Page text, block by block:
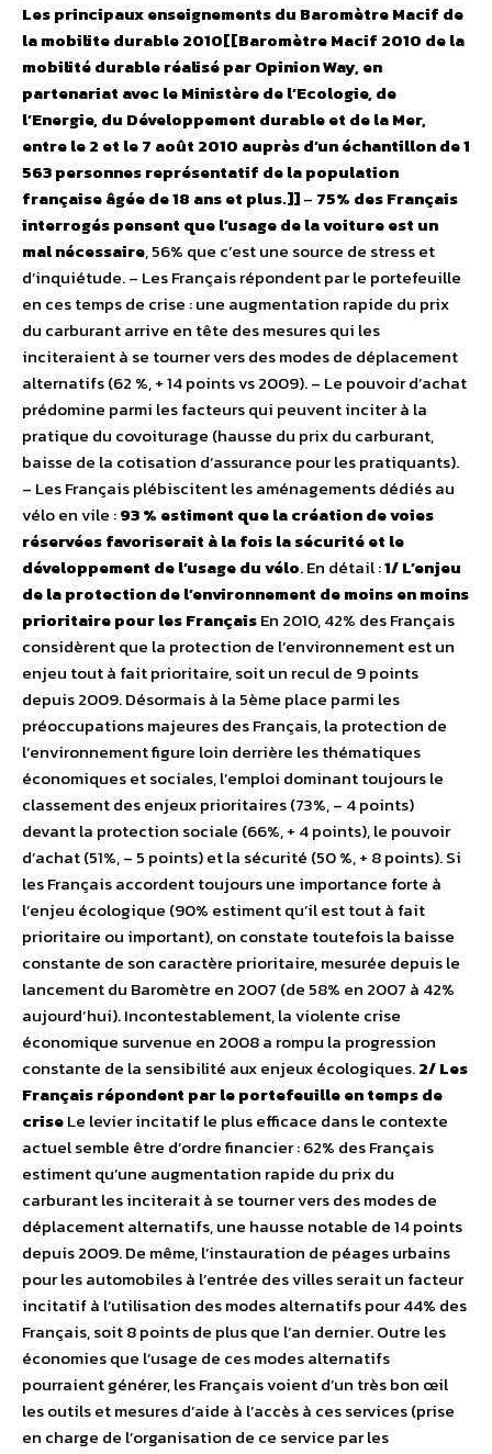
Les principaux enseignements du Baromètre Macif de
la mobilite durable 2010[[Baromètre Macif 2010 de la
mobilité durable réalisé par Opinion Way, en
partenariat avec le Ministère de l’Ecologie, de
l’Energie, du Développement durable et de la Mer,
entre le 2 et le 7 août 2010 auprès d’un échantillon de 1
563 personnes représentatif de la population
française âgée de 18 ans et plus.]]– 75% des Français
interrogés pensent que l’usage de la voiture est un
mal nécessaire, 56% que c’est une source de stress et
d’inquiétude. – Les Français répondent par le portefeuille
en ces temps de crise : une augmentation rapide du prix
du carburant arrive en tête des mesures qui les
inciteraient à se tourner vers des modes de déplacement
alternatifs (62 %, + 14 points vs 2009). – Le pouvoir d’achat
prédomine parmi les facteurs qui peuvent inciter à la
pratique du covoiturage (hausse du prix du carburant,
baisse de la cotisation d’assurance pour les pratiquants).
– Les Français plébiscitent les aménagements dédiés au
vélo en vile :93 % estiment que la création de voies
réservées favoriserait à la fois la sécurité et le
développement de l’usage du vélo. En détail :1/ L’enjeu
de la protection de l’environnement de moins en moins
prioritaire pour les FrançaisEn 2010, 42% des Français
considèrent que la protection de l’environnement est un
enjeu tout à fait prioritaire, soit un recul de 9 points
depuis 2009. Désormais à la 5ème place parmi les
préoccupations majeures des Français, la protection de
l’environnement figure loin derrière les thématiques
économiques et sociales, l’emploi dominant toujours le
classement des enjeux prioritaires (73%, – 4 points)
devant la protection sociale (66%, + 4 points), le pouvoir
d’achat (51%, – 5 points) et la sécurité (50 %, + 8 points). Si
les Français accordent toujours une importance forte à
l’enjeu écologique (90% estiment qu’il est tout à fait
prioritaire ou important), on constate toutefois la baisse
constante de son caractère prioritaire, mesurée depuis le
lancement du Baromètre en 2007 (de 58% en 2007 à 42%
aujourd’hui). Incontestablement, la violente crise
économique survenue en 2008 a rompu la progression
constante de la sensibilité aux enjeux écologiques.2/ Les
Français répondent par le portefeuille en temps de
criseLe levier incitatif le plus efficace dans le contexte
actuel semble être d’ordre financier : 62% des Français
estiment qu’une augmentation rapide du prix du
carburant les inciterait à se tourner vers des modes de
déplacement alternatifs, une hausse notable de 14 points
depuis 2009. De même, l’instauration de péages urbains
pour les automobiles à l’entrée des villes serait un facteur
incitatif à l’utilisation des modes alternatifs pour 44% des
Français, soit 8 points de plus que l’an dernier. Outre les
économies que l’usage de ces modes alternatifs
pourraient générer, les Français voient d’un très bon œil
les outils et mesures d’aide à l’accès à ces services (prise
en charge de l’organisation de ce service par les